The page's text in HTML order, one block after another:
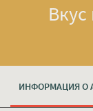
ИНФОРМАЦИЯ О